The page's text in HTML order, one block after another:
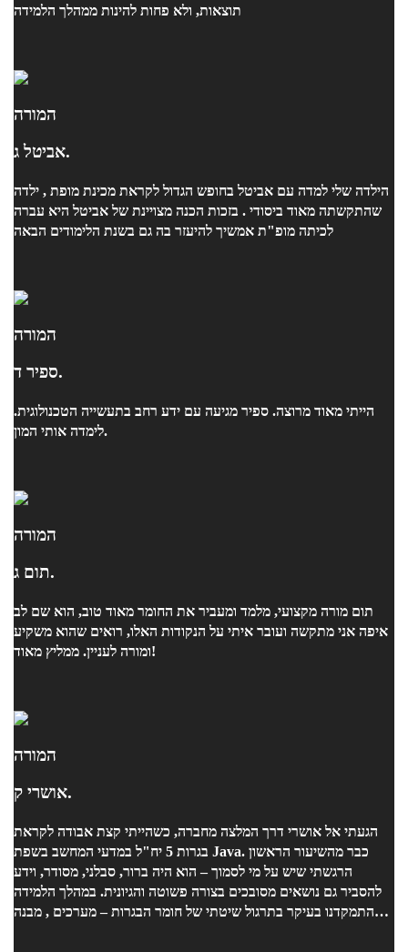
תוצאות, ולא פחות להינות ממהלך הלמידה
המורה
אביטל ג.
הילדה שלי למדה עם אביטל בחופש הגדול לקראת מכינת מופת , ילדה
שהתקשתה מאוד ביסודי . בזכות הכנה מצויינת של אביטל היא עברה
לכיתה מופ"ת אמשיך להיעזר בה גם בשנת הלימודים הבאה
המורה
ספיר ד.
הייתי מאוד מרוצה. ספיר מגיעה עם ידע רחב בתעשייה הטכנולוגית.
לימדה אותי המון.
המורה
תום ג.
תום מורה מקצועי, מלמד ומעביר את החומר מאוד טוב, הוא שם לב
איפה אני מתקשה ועובר איתי על הנקודות האלו, רואים שהוא משקיע
ומורה לעניין. ממליץ מאוד!
המורה
אושרי ק.
הגעתי אל אושרי דרך המלצה מחברה, כשהייתי קצת אבודה לקראת
בגרות 5 יח"ל במדעי המחשב בשפת Java. כבר מהשיעור הראשון
הרגשתי שיש על מי לסמוך – הוא היה ברור, סבלני, מסודר, וידע
להסביר גם נושאים מסובכים בצורה פשוטה והגיונית. במהלך הלמידה
התמקדנו בעיקר בתרגול שיטתי של חומר הבגרות – מערכים , מבנה